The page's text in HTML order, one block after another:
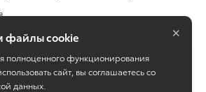
файлы cookie
полноценного функционирования
сайт, вы соглашаетесь со
данных.
×